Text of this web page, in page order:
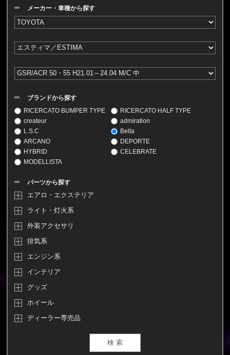
メーカー・車種から探す
ブランドから探す
RICERCATO BUMPER TYPE
RICERCATO HALF TYPE
createur
admiration
L.S.C
Belta
ARCANO
DEPORTE
HYBRID
CELEBRATE
MODELLISTA
パーツから探す
エアロ・エクステリア
ライト・灯火系
外装アクセサリ
排気系
エンジン系
インテリア
グッズ
ホイール
ディーラー専売品